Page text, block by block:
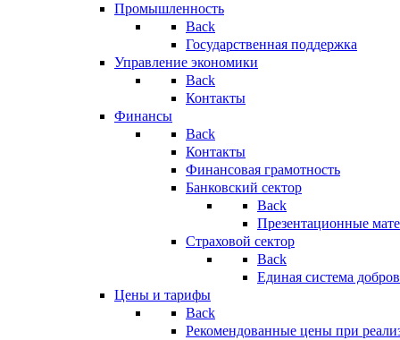
Промышленность
Back
Государственная поддержка
Управление экономики
Back
Контакты
Финансы
Back
Контакты
Финансовая грамотность
Банковский сектор
Back
Презентационные
Страховой сектор
Back
Единая система
Цены и тарифы
Back
Рекомендованные цены при